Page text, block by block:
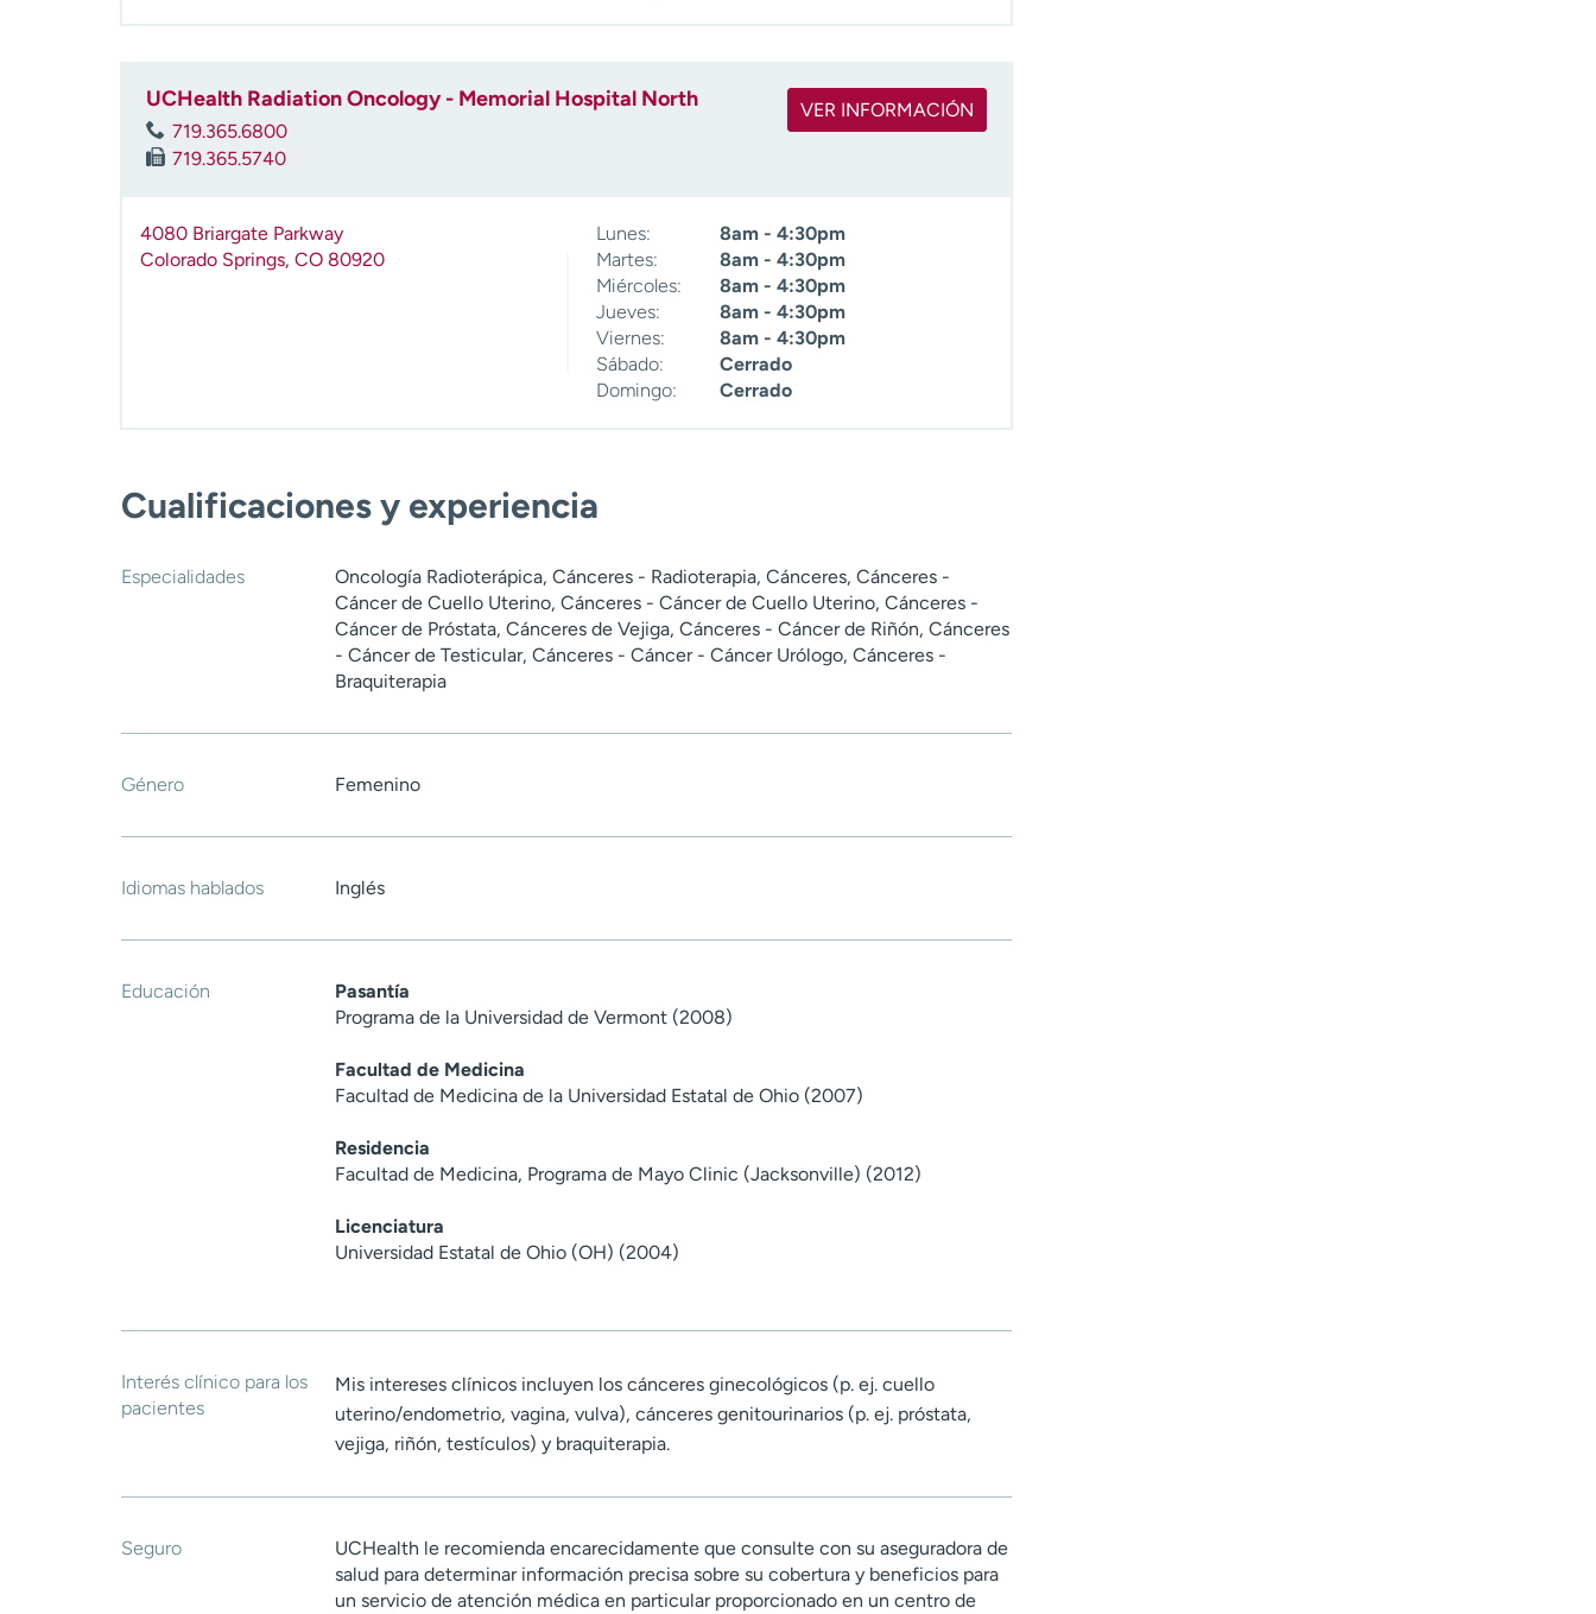
UCHealth Radiation Oncology - Memorial Hospital North
719.365.6800
719.365.5740
VER INFORMACIÓN
4080 Briargate Parkway
Colorado Springs, CO 80920
Lunes:
8am - 4:30pm
Martes:
8am - 4:30pm
Miércoles:
8am - 4:30pm
Jueves:
8am - 4:30pm
Viernes:
8am - 4:30pm
Sábado:
Cerrado
Domingo:
Cerrado
Cualificaciones y experiencia
Especialidades
Oncología Radioterápica, Cánceres - Radioterapia, Cánceres, Cánceres -
Cáncer de Cuello Uterino, Cánceres - Cáncer de Cuello Uterino, Cánceres -
Cáncer de Próstata, Cánceres de Vejiga, Cánceres - Cáncer de Riñón, Cánceres
- Cáncer de Testicular, Cánceres - Cáncer - Cáncer Urólogo, Cánceres -
Braquiterapia
Género Femenino
Idiomas hablados Inglés
Educación
Pasantía
Programa de la Universidad de Vermont (2008)
Facultad de Medicina
Facultad de Medicina de la Universidad Estatal de Ohio (2007)
Residencia
Facultad de Medicina, Programa de Mayo Clinic (Jacksonville) (2012)
Licenciatura
Universidad Estatal de Ohio (OH) (2004)
Interés clínico para los
pacientes
Mis intereses clínicos incluyen los cánceres ginecológicos (p. ej. cuello
uterino/endometrio, vagina, vulva), cánceres genitourinarios (p. ej. próstata,
vejiga, riñón, testículos) y braquiterapia.
Seguro
UCHealth le recomienda encarecidamente que consulte con su aseguradora de
salud para determinar información precisa sobre su cobertura y beneficios para
un servicio de atención médica en particular proporcionado en un centro de